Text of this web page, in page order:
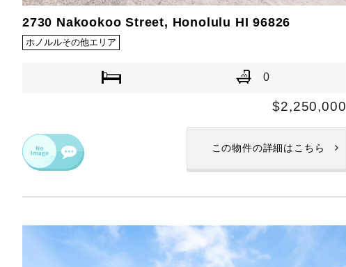
2730 Nakookoo Street, Honolulu HI 96826
ホノルルその他エリア
0
$2,250,000
この物件の詳細はこちら